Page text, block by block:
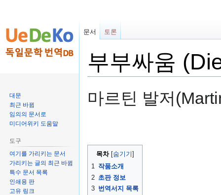
부부싸움
러
가
색
기
마르틴 발저
목차
1 작품소개
2 초판 정보
3 번역서지 목록
문서 토론
대문
최근 바뀜
임의의 문서로
미디어위키 도움말
도구
여기를 가리키는 문서
가리키는 글의 최근 바뀜
특수 문서 목록
인쇄용 판
고유 링크